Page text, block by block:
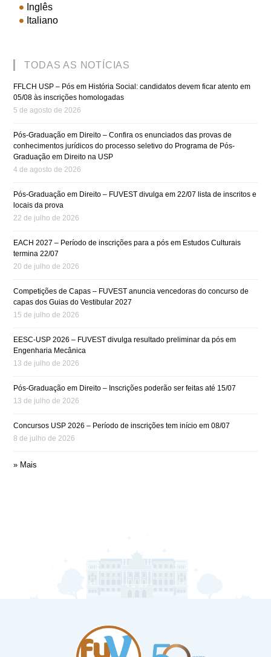
Inglês
Italiano
TODAS AS NOTÍCIAS
FFLCH USP – Pós em História Social: candidatos devem ficar atento em
05/08 às inscrições homologadas
5 de agosto de 2026
Pós-Graduação em Direito – Confira os enunciados das provas de
conhecimentos jurídicos do processo seletivo do Programa de Pós-
Graduação em Direito na USP
4 de agosto de 2026
Pós-Graduação em Direito – FUVEST divulga em 22/07 lista de inscritos e
locais da prova
22 de julho de 2026
EACH 2027 – Período de inscrições para a pós em Estudos Culturais
termina 22/07
20 de julho de 2026
Competições de Capas – FUVEST anuncia vencedoras do concurso de
capas dos Guias do Vestibular 2027
15 de julho de 2026
EESC-USP 2026 – FUVEST divulga resultado preliminar da pós em
Engenharia Mecânica
13 de julho de 2026
Pós-Graduação em Direito – Inscrições poderão ser feitas até 15/07
13 de julho de 2026
Concursos USP 2026 – Período de inscrições tem início em 08/07
8 de julho de 2026
» Mais